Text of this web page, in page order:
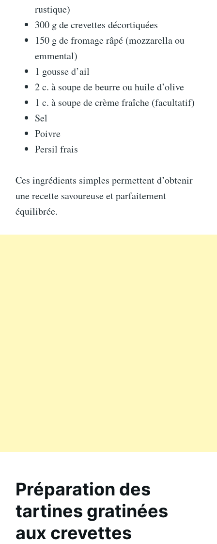
rustique)
300 g de crevettes décortiquées
150 g de fromage râpé (mozzarella ou
emmental)
1 gousse d’ail
2 c. à soupe de beurre ou huile d’olive
1 c. à soupe de crème fraîche (facultatif)
Sel
Poivre
Persil frais
Ces ingrédients simples permettent d’obtenir
une recette savoureuse et parfaitement
équilibrée.
Préparation des
tartines gratinées
aux crevettes